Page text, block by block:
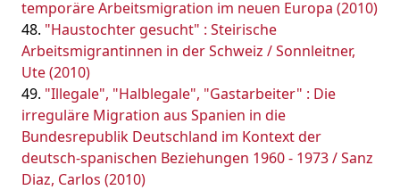
temporäre Arbeitsmigration im neuen Europa (2010)
"Haustochter gesucht" : Steirische
Arbeitsmigrantinnen in der Schweiz / Sonnleitner,
Ute (2010)
"Illegale", "Halblegale", "Gastarbeiter" : Die
irreguläre Migration aus Spanien in die
Bundesrepublik Deutschland im Kontext der
deutsch-spanischen Beziehungen 1960 - 1973 / Sanz
Diaz, Carlos (2010)